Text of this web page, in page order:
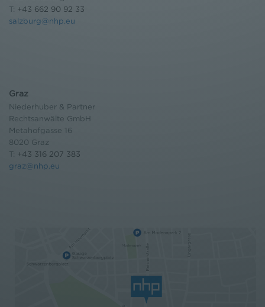
T: +43 662 90 92 33
salzburg@nhp.eu
Graz
Niederhuber & Partner
Rechtsanwälte GmbH
Metahofgasse 16
8020 Graz
T: +43 316 207 383
graz@nhp.eu